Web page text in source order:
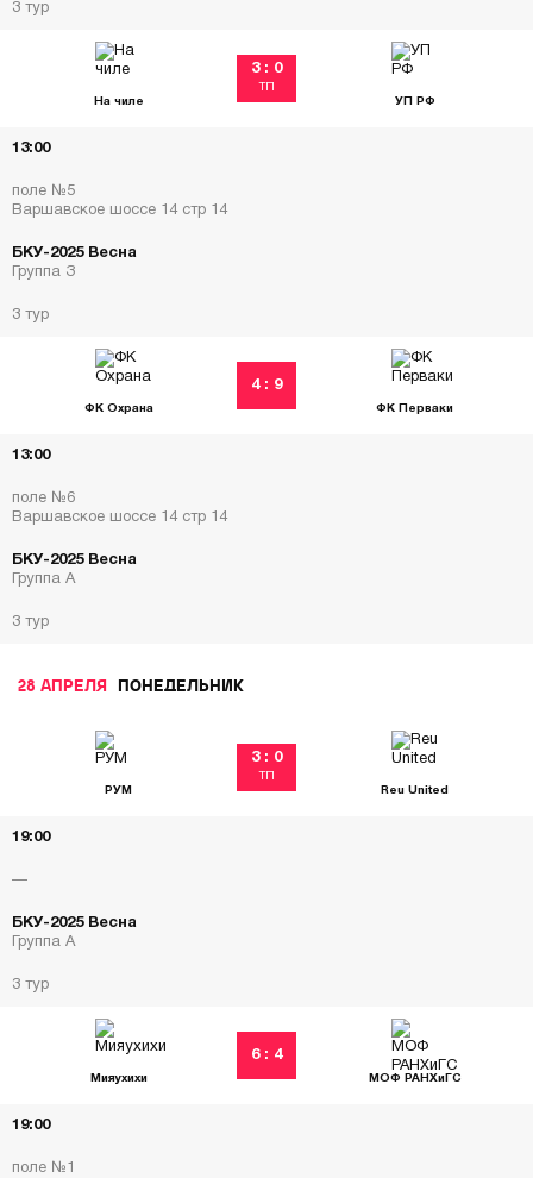
3 тур
13:00
поле №5
Варшавское шоссе 14 стр 14
3 тур
На чиле
3 : 0
УП РФ
БКУ-2025 Весна
Группа З
13:00
поле №6
Варшавское шоссе 14 стр 14
3 тур
ФК Охрана
4 : 9
ФК Перваки
БКУ-2025 Весна
Группа А
28 АПРЕЛЯ ПОНЕДЕЛЬНИК
19:00
—
3 тур
РУМ
3 : 0
Reu United
БКУ-2025 Весна
Группа А
19:00
поле №1
Мияухихи
6 : 4
МОФ РАНХиГС